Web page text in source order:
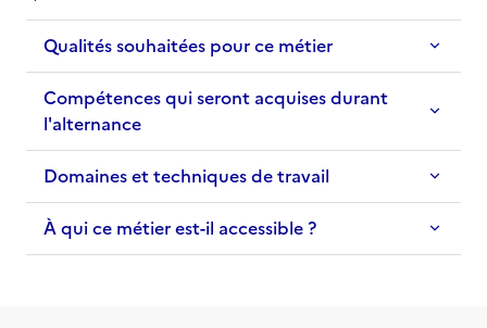
Qualités souhaitées pour ce métier
Compétences qui seront acquises durant
l'alternance
Domaines et techniques de travail
À qui ce métier est-il accessible ?